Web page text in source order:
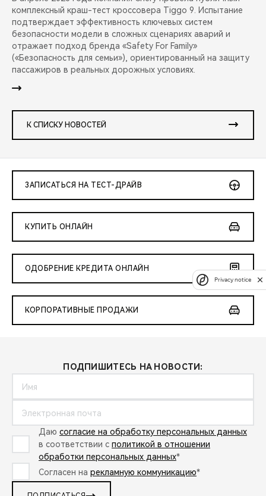
комплексный краш-тест кроссовера Tiggo 9. Испытание
подтверждает эффективность ключевых систем
безопасности модели в сложных сценариях аварий и
отражает подход бренда «Safety For Family»
(«Безопасность для семьи»), ориентированный на защиту
пассажиров в реальных дорожных условиях.
К СПИСКУ НОВОСТЕЙ
ЗАПИСАТЬСЯ НА ТЕСТ-ДРАЙВ
КУПИТЬ ОНЛАЙН
ОДОБРЕНИЕ КРЕДИТА ОНЛАЙН
КОРПОРАТИВНЫЕ ПРОДАЖИ
ПОДПИШИТЕСЬ НА НОВОСТИ:
Даю согласие на обработку персональных данных
в соответствии с политикой в отношении
обработки персональных данных*
Согласен на рекламную коммуникацию*
Privacy notice